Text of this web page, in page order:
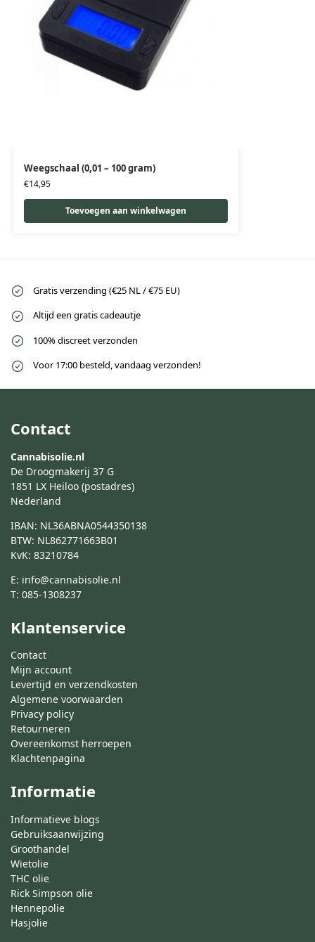
Weegschaal (0,01 – 100 gram)
€14,95
Toevoegen aan winkelwagen
Gratis verzending (€25 NL / €75 EU)
Altijd een gratis cadeautje
100% discreet verzonden
Voor 17:00 besteld, vandaag verzonden!
Contact
Cannabisolie.nl
De Droogmakerij 37 G
1851 LX Heiloo (postadres)
Nederland
IBAN: NL36ABNA0544350138
BTW: NL862771663B01
KvK: 83210784
E: info@cannabisolie.nl
T: 085-1308237
Klantenservice
Contact
Mijn account
Levertijd en verzendkosten
Algemene voorwaarden
Privacy policy
Retourneren
Overeenkomst herroepen
Klachtenpagina
Informatie
Informatieve blogs
Gebruiksaanwijzing
Groothandel
Wietolie
THC olie
Rick Simpson olie
Hennepolie
Hasjolie